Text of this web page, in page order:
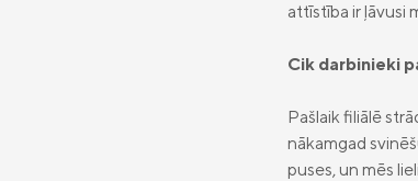
attīstība ir ļāvusi
Cik darbinieki
Pašlaik filiālē
nākamgad
puses, un mēs